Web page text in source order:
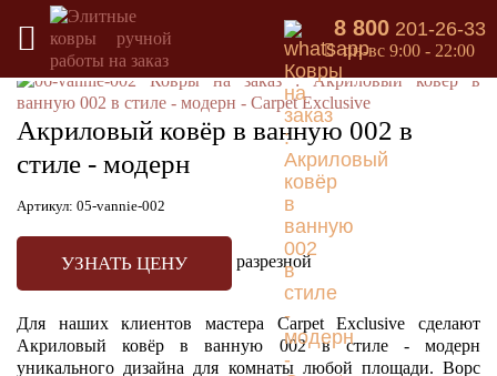
8 800 201-26-33
пн-вс 9:00 - 22:00
Назад в каталог
Акриловый ковёр в ванную 002 в
стиле - модерн
Артикул: 05-vannie-002
УЗНАТЬ ЦЕНУ разрезной
Для наших клиентов мастера Carpet Exclusive сделают
Акриловый ковёр в ванную 002 в стиле - модерн
уникального дизайна для комнаты любой площади. Ворс